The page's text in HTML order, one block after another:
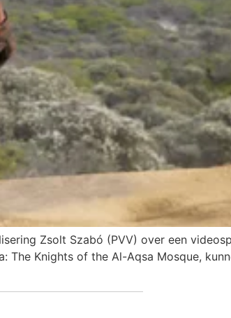
Zsolt Szabó (PVV) over een
The Knights of the Al-Aqsa Mosque,